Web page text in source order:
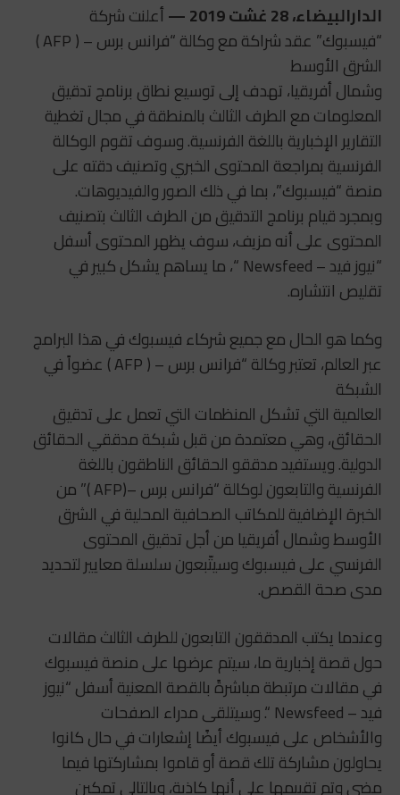
الدارالبيضاء، 28 غشت 2019 —
أعلنت شركة
“فيسبوك” عقد شراكة مع وكالة “فرانس برس – ( AFP )
الشرق الأوسط
وشمال أفريقيا، تهدف إلى توسيع نطاق برنامج تدقيق
المعلومات مع الطرف الثالث بالمنطقة في مجال تغطية
التقارير الإخبارية باللغة الفرنسية. وسوف تقوم الوكالة
الفرنسية بمراجعة المحتوى الخبري وتصنيف دقته على
منصة “فيسبوك”، بما في ذلك الصور والفيديوهات.
وبمجرد قيام برنامج التدقيق من الطرف الثالث بتصنيف
المحتوى على أنه مزيف، سوف يظهر المحتوى أسفل
“نيوز فيد – Newsfeed “، ما يساهم يشكل كبير في
تقليص انتشاره.
وكما هو الحال مع جميع شركاء فيسبوك في هذا البرامج
عبر العالم، تعتبر وكالة “فرانس برس – ( AFP ) عضواً في
الشبكة
العالمية التي تشكل المنظمات التي تعمل على تدقيق
الحقائق، وهي معتمدة من قبل شبكة مدققي الحقائق
الدولية. ويستفيد مدققو الحقائق الناطقون باللغة
الفرنسية والتابعون لوكالة “فرانس برس –(AFP )” من
الخبرة الإضافية للمكاتب الصحافية المحلية في الشرق
الأوسط وشمال أفريقيا من أجل تدقيق المحتوى
الفرنسي على فيسبوك وسيتّبعون سلسلة معايير لتحديد
مدى صحة القصص.
وعندما يكتب المدققون التابعون للطرف الثالث مقالات
حول قصة إخبارية ما، سيتم عرضها على منصة فيسبوك
في مقالات مرتبطة مباشرةً بالقصة المعنية أسفل “نيوز
فيد – Newsfeed “. وسيتلقى مدراء الصفحات
والأشخاص على فيسبوك أيضًا إشعارات في حال كانوا
يحاولون مشاركة تلك قصة أو قاموا بمشاركتها فيما
مضى وتم تقييمها على أنها كاذبة، وبالتالي تمكين